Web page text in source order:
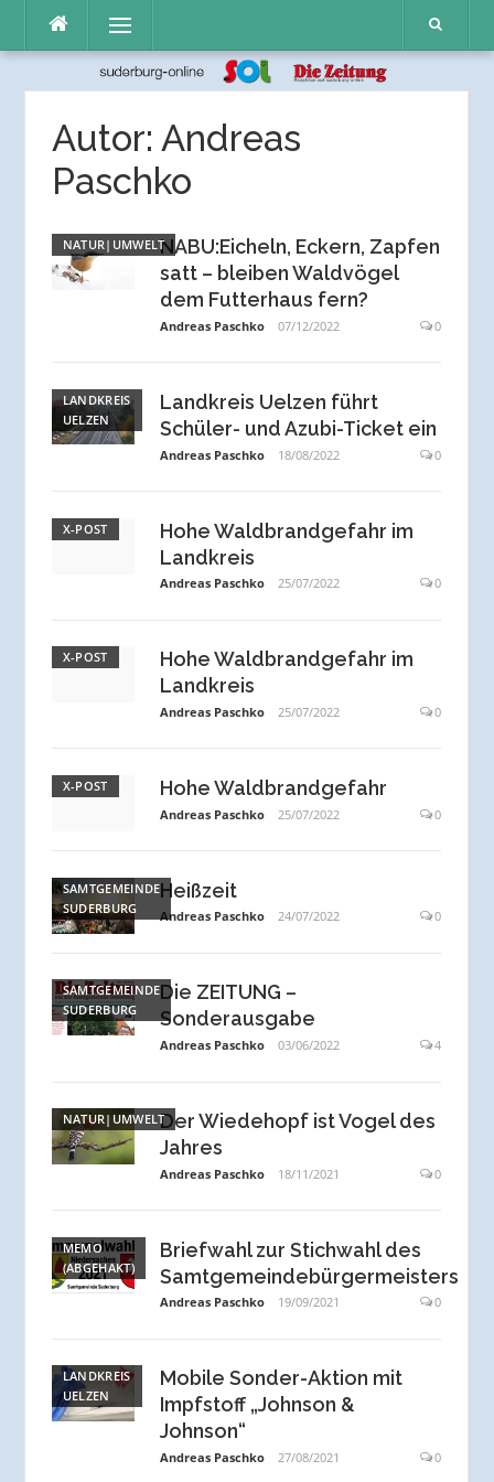
Inhalt
Menü
Autor: Andreas
Paschko
NATUR|UMWELTNABU:Eicheln, Eckern, Zapfen
satt – bleiben Waldvögel
dem Futterhaus fern?
Andreas Paschko 07/12/2022 0
LANDKREIS
UELZEN
Landkreis Uelzen führt
Schüler- und Azubi-Ticket ein
Andreas Paschko 18/08/2022 0
X-POST
Hohe Waldbrandgefahr im
Landkreis
Andreas Paschko 25/07/2022 0
X-POST
Hohe Waldbrandgefahr im
Landkreis
Andreas Paschko 25/07/2022 0
X-POST Hohe Waldbrandgefahr
Andreas Paschko 25/07/2022 0
SAMTGEMEINDE
SUDERBURG
Heißzeit
Andreas Paschko 24/07/2022 0
SAMTGEMEINDE
SUDERBURG
Die ZEITUNG –
Sonderausgabe
Andreas Paschko 03/06/2022 4
NATUR|UMWELTDer Wiedehopf ist Vogel des
Jahres
Andreas Paschko 18/11/2021 0
MEMO
(ABGEHAKT)
Briefwahl zur Stichwahl des
Samtgemeindebürgermeisters
Andreas Paschko 19/09/2021 0
LANDKREIS
UELZEN
Mobile Sonder-Aktion mit
Impfstoff „Johnson &
Johnson“
Andreas Paschko 27/08/2021 0